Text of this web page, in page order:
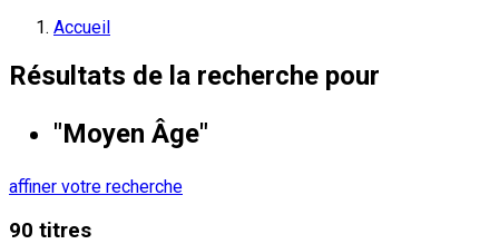
Accueil
Résultats de la recherche pour
"Moyen Âge"
affiner votre recherche
90 titres